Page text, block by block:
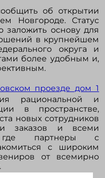
об открытии
Новгороде. Статус
заложить основу для
в крупнейшем
округа и
более удобным и,
проезде дом 1
рациональной и
в пространстве,
новых сотрудников
заказов и всеми
партнеры с
с широким
от всемирно